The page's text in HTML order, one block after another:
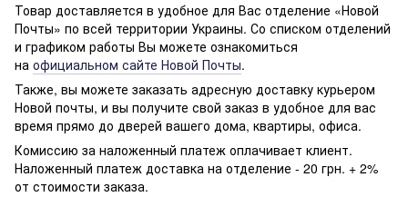
Товар доставляется в удобное для Вас отделение «Новой
Почты» по всей территории Украины. Со списком отделений
и графиком работы Вы можете ознакомиться
на официальном сайте Новой Почты.
Также, вы можете заказать адресную доставку курьером
Новой почты, и вы получите свой заказ в удобное для вас
время прямо до дверей вашего дома, квартиры, офиса.
Комиссию за наложенный платеж оплачивает клиент.
Наложенный платеж доставка на отделение - 20 грн. + 2%
от стоимости заказа.